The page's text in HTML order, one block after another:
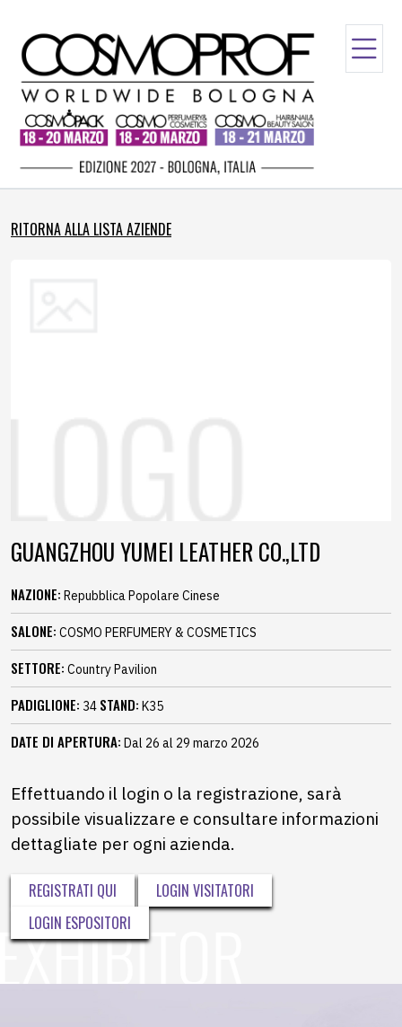
RITORNA ALLA LISTA AZIENDE
GUANGZHOU YUMEI LEATHER CO.,LTD
NAZIONE: Repubblica Popolare Cinese
SALONE: COSMO PERFUMERY & COSMETICS
SETTORE: Country Pavilion
PADIGLIONE: 34 STAND: K35
DATE DI APERTURA: Dal 26 al 29 marzo 2026
Effettuando il login o la registrazione, sarà
possibile visualizzare e consultare informazioni
dettagliate per ogni azienda.
REGISTRATI QUI
LOGIN VISITATORI
LOGIN ESPOSITORI